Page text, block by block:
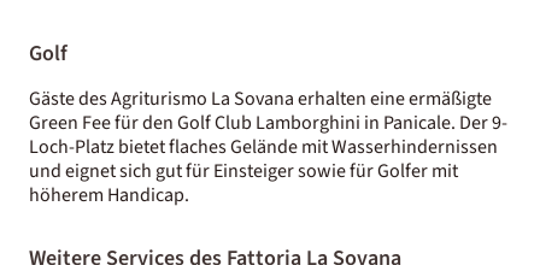
Golf
Gäste des Agriturismo La Sovana erhalten eine ermäßigte
Green Fee für den Golf Club Lamborghini in Panicale. Der 9-
Loch-Platz bietet flaches Gelände mit Wasserhindernissen
und eignet sich gut für Einsteiger sowie für Golfer mit
höherem Handicap.
Weitere Services des Fattoria La Sovana